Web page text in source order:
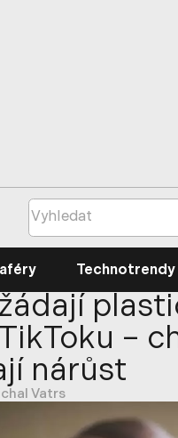
aféry Technotrendy
–
nárůst
Vatrs